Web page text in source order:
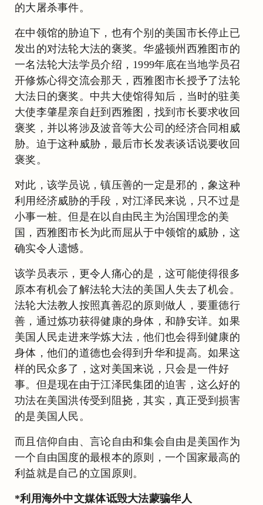
的大屠杀事件。
在中领馆的胁迫下，也有个别的美国市长停止已
发出的对法轮大法的褒奖。华盛顿州西雅图市的
一名法轮大法学员介绍，1999年底在当地学员召
开修炼心得交流会那天，西雅图市长授予了法轮
大法日的褒奖。中共大使馆得知后，当时的驻美
大使李肇星亲自赶到西雅图，找到市长要求收回
褒奖，并以将涉及波音等大公司的经济合同相威
胁。迫于这种威胁，最后市长发表谈话说要收回
褒奖。
对此，该学员说，镇压善的一定是邪的，象这种
利用经济威胁的手段，对江泽民来说，只不过是
小事一桩。但是在以自由民主为治国理念的美
国，西雅图市长为此而屈从于中领馆的威胁，这
确实令人遗憾。
该学员表示，更令人痛心的是，这可能使得很多
原本有机会了解法轮大法的美国人失去了机会。
法轮大法教人按照真善忍的原则做人，要重德行
善，通过炼功获得健康的身体，和静安详。如果
美国人民走进来学炼大法，他们也会得到健康的
身体，他们的道德也会得到升华和提高。如果这
样的民众多了，这对美国来说，只会是一件好
事。但是现在由于江泽民集团的迫害，这么好的
功法在美国洪传受到阻挠，其实，真正受到损害
的是美国人民。
而且信仰自由、言论自由和集会自由是美国作为
一个自由国度的最根本的原则，一个国家最高的
利益就是自己的立国原则。
*利用海外中文媒体诋毁大法蒙骗华人